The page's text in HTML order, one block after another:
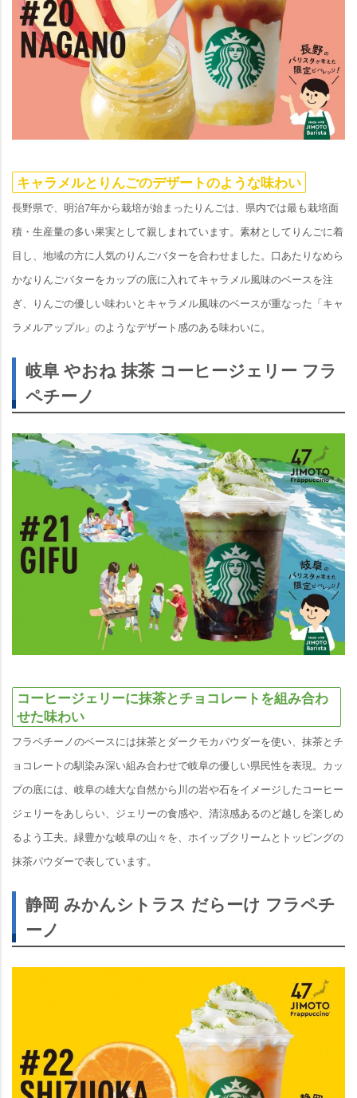
キャラメルとりんごのデザートのような味わい
長野県で、明治7年から栽培が始まったりんごは、県内では最も栽培面
積・生産量の多い果実として親しまれています。素材としてりんごに着
目し、地域の方に人気のりんごバターを合わせました。口あたりなめら
かなりんごバターをカップの底に入れてキャラメル風味のベースを注
ぎ、りんごの優しい味わいとキャラメル風味のベースが重なった「キャ
ラメルアップル」のようなデザート感のある味わいに。
岐阜 やおね 抹茶 コーヒージェリー フラ
ペチーノ
コーヒージェリーに抹茶とチョコレートを組み合わ
せた味わい
フラペチーノのベースには抹茶とダークモカパウダーを使い、抹茶とチ
ョコレートの馴染み深い組み合わせで岐阜の優しい県民性を表現。カッ
プの底には、岐阜の雄大な自然から川の岩や石をイメージしたコーヒー
ジェリーをあしらい、ジェリーの食感や、清涼感あるのど越しを楽しめ
るよう工夫。緑豊かな岐阜の山々を、ホイップクリームとトッピングの
抹茶パウダーで表しています。
静岡 みかんシトラス だらーけ フラペチ
ーノ